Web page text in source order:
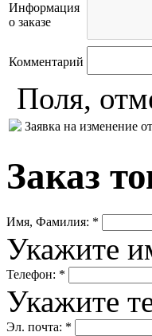
Информация
о заказе
Комментарий
Поля,
Заявка на изменение
Заказ
Имя, Фамилия: *
Укажите
Телефон: *
Укажите
Эл. почта: *